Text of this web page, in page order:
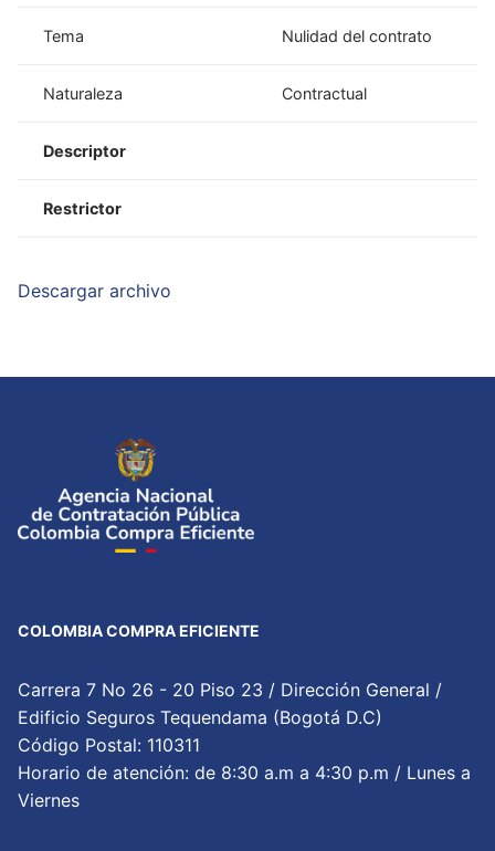
Tema Nulidad del contrato
Naturaleza Contractual
Descriptor
Restrictor
Descargar archivo
COLOMBIA COMPRA EFICIENTE
Carrera 7 No 26 - 20 Piso 23 / Dirección General /
Edificio Seguros Tequendama (Bogotá D.C)
Código Postal: 110311
Horario de atención: de 8:30 a.m a 4:30 p.m / Lunes a
Viernes